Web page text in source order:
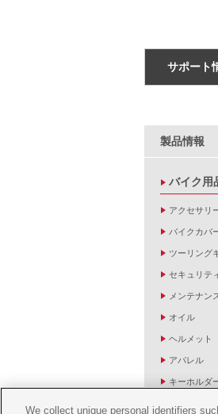
サポート
製品情報
バイク用
アクセサリ
バイクカバ
ツーリング
セキュリテ
メンテナン
オイル
ヘルメット
アパレル
キーホルダ
We collect unique personal identifiers